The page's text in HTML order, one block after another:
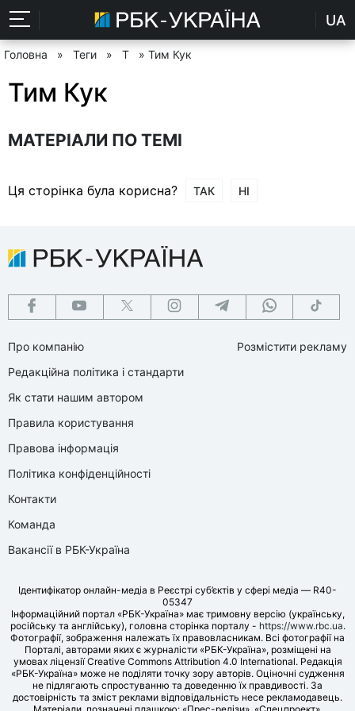
UA
Головна » Теги » Т » Тим Кук
Тим Кук
МАТЕРІАЛИ ПО ТЕМІ
Ця сторінка була корисна? ТАК НІ
Про компанію
Редакційна політика і стандарти
Як стати нашим автором
Правила користування
Правова інформація
Політика конфіденційності
Контакти
Команда
Вакансії в РБК-Україна
Розмістити рекламу
Ідентифікатор онлайн-медіа в Реєстрі суб’єктів у сфері медіа — R40-
05347
Інформаційний портал «РБК-Україна» має тримовну версію (українську,
російську та англійську), головна сторінка порталу - https://www.rbc.ua.
Фотографії, зображення належать їх правовласникам. Всі фотографії на
Порталі, авторами яких є журналісти «РБК-Україна», розміщені на
умовах ліцензії Creative Commons Attribution 4.0 International. Редакція
«РБК-Україна» може не поділяти точку зору авторів. Оціночні судження
не підлягають спростуванню та доведенню їх правдивості. За
достовірність та зміст реклами відповідальність несе рекламодавець.